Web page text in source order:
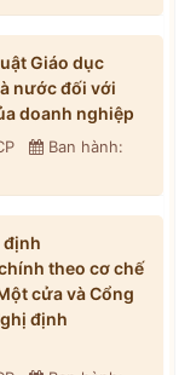
Giáo dục
nước đối với
doanh nghiệp
Ban hành:
định
theo cơ chế
cửa và Cổng
định